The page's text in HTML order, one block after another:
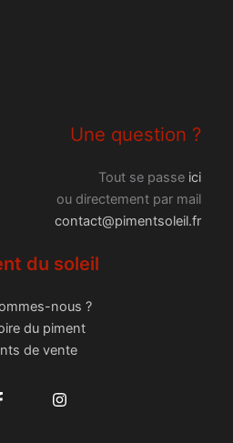
du soleil
nous ?
du piment
de vente
Une question ?
Tout se passe ici
ou directement par mail
contact@pimentsoleil.fr